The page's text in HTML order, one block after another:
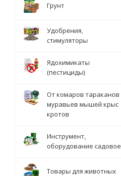
Грунт
Удобрения,
стимуляторы
Ядохимикаты
(пестициды)
От комаров тараканов
муравьев мышей крыс
кротов
Инструмент,
оборудование садовое
Товары для животных